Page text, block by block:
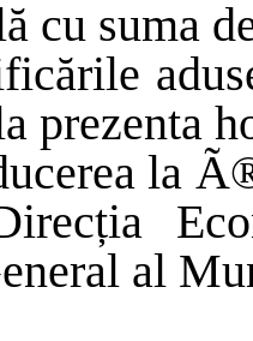
cu suma
prezenta
la
al